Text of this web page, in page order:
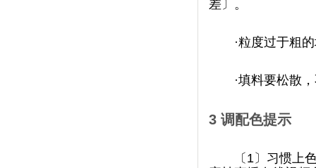
差〕。
·粒度过于粗的
·填料要松散，
3 调配色提示
〔1〕习惯上